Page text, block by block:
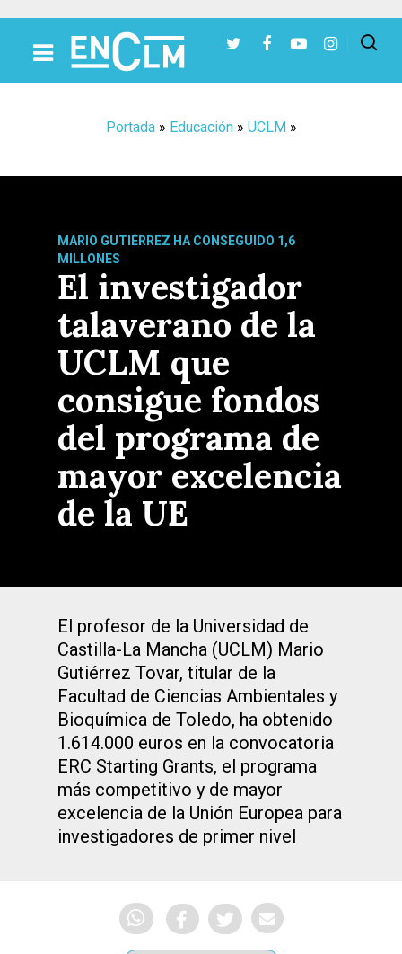
Portada» Educación» UCLM»
MARIO GUTIÉRREZ HA CONSEGUIDO 1,6
MILLONES
El investigador
talaverano de la
UCLM que
consigue fondos
del programa de
mayor excelencia
de la UE
El profesor de la Universidad de
Castilla-La Mancha (UCLM) Mario
Gutiérrez Tovar, titular de la
Facultad de Ciencias Ambientales y
Bioquímica de Toledo, ha obtenido
1.614.000 euros en la convocatoria
ERC Starting Grants, el programa
más competitivo y de mayor
excelencia de la Unión Europea para
investigadores de primer nivel